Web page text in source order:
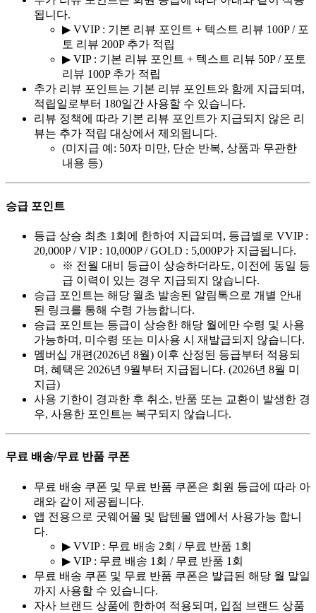
됩니다.
▶ VVIP : 기본 리뷰 포인트 + 텍스트 리뷰 100P / 포
토 리뷰 200P 추가 적립
▶ VIP : 기본 리뷰 포인트 + 텍스트 리뷰 50P / 포토
리뷰 100P 추가 적립
추가 리뷰 포인트는 기본 리뷰 포인트와 함께 지급되며,
적립일로부터 180일간 사용할 수 있습니다.
리뷰 정책에 따라 기본 리뷰 포인트가 지급되지 않은 리
뷰는 추가 적립 대상에서 제외됩니다.
(미지급 예: 50자 미만, 단순 반복, 상품과 무관한
내용 등)
승급 포인트
등급 상승 최초 1회에 한하여 지급되며, 등급별로 VVIP :
20,000P / VIP : 10,000P / GOLD : 5,000P가 지급됩니다.
※ 전월 대비 등급이 상승하더라도, 이전에 동일 등
급 이력이 있는 경우 지급되지 않습니다.
승급 포인트는 해당 월초 발송된 알림톡으로 개별 안내
된 링크를 통해 수령 가능합니다.
승급 포인트는 등급이 상승한 해당 월에만 수령 및 사용
가능하며, 미수령 또는 미사용 시 재발급되지 않습니다.
멤버십 개편(2026년 8월) 이후 산정된 등급부터 적용되
며, 혜택은 2026년 9월부터 지급됩니다. (2026년 8월 미
지급)
사용 기한이 경과한 후 취소, 반품 또는 교환이 발생한 경
우, 사용한 포인트는 복구되지 않습니다.
무료 배송/무료 반품 쿠폰
무료 배송 쿠폰 및 무료 반품 쿠폰은 회원 등급에 따라 아
래와 같이 제공됩니다.
앱 전용으로 굿웨어몰 및 탑텐몰 앱에서 사용가능 합니
다.
▶ VVIP : 무료 배송 2회 / 무료 반품 1회
▶ VIP : 무료 배송 1회 / 무료 반품 1회
무료 배송 쿠폰 및 무료 반품 쿠폰은 발급된 해당 월 말일
까지 사용할 수 있습니다.
자사 브랜드 상품에 한하여 적용되며, 입점 브랜드 상품